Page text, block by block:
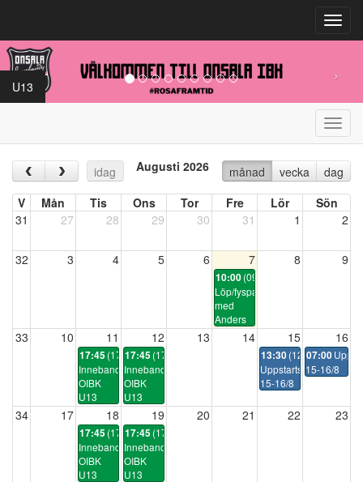
U13
‹ › idag Augusti 2026 månad vecka dag
10:00(09:50)
Löp/fyspass
med
Anders
17:45(17:30)
Innebandyträning
OIBK
U13
17:45(17:30)
Innebandyträning
OIBK
U13
17:45(17:30)
Innebandyträning
OIBK
U13
17:45(17:30)
Innebandyträning
OIBK
U13
13:30 (12:30)
Uppstartsläger
15-16/8
07:00
15-16/8
V Mån Tis Ons Tor Fre Lör
Sön
31
27 28 29 30 31 1 2
32 3 4 5 6 7 8 9
33 10 11 12 13 14 15 16
34 17 18 19 20 21 22 23